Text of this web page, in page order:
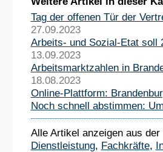
Tag der offenen Tür der
27.09.2023
Arbeits- und Sozial-Etat soll
13.09.2023
Arbeitsmarktzahlen in
18.08.2023
Online-Plattform:
Noch schnell abstimmen:
Alle Artikel anzeigen aus
Dienstleistung, Fachkräfte,